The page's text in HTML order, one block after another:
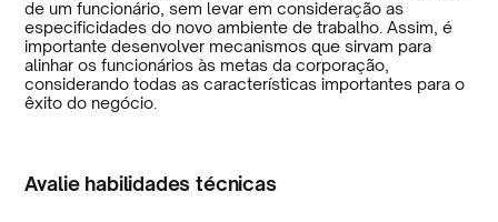
de um funcionário, sem levar em consideração as
especificidades do novo ambiente de trabalho. Assim, é
importante desenvolver mecanismos que sirvam para
alinhar os funcionários às metas da corporação,
considerando todas as características importantes para o
êxito do negócio.
Avalie habilidades técnicas